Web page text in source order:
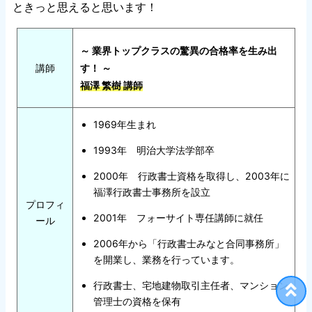
ときっと思えると思います！
講師
～ 業界トップクラスの驚異の合格率を生み出
す！ ～
福澤 繁樹 講師
プロフィ
ール
1969年生まれ
1993年 明治大学法学部卒
2000年 行政書士資格を取得し、2003年に
福澤行政書士事務所を設立
2001年 フォーサイト専任講師に就任
2006年から「行政書士みなと合同事務所」
を開業し、業務を行っています。
行政書士、宅地建物取引主任者、マンション
管理士の資格を保有